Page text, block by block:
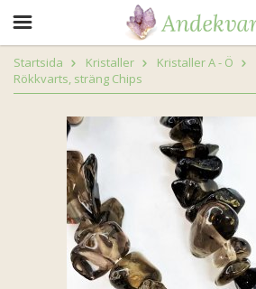
Startsida Kristaller Kristaller A - Ö
Rökkvarts, sträng Chips